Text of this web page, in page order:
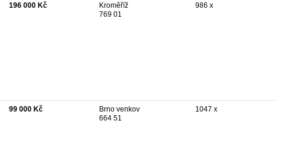
196 000 Kč
Kroměříž
769 01
986 x
99 000 Kč
Brno venkov
664 51
1047 x